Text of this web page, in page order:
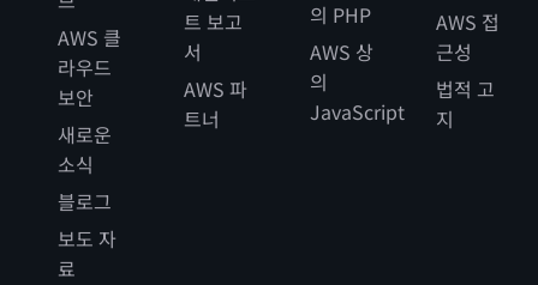
AWS 클
라우드
보안
새로운
소식
블로그
보도 자
료
트 보고
서
AWS 파
트너
의 PHP
AWS 상
의
JavaScript
AWS 접
근성
법적 고
지